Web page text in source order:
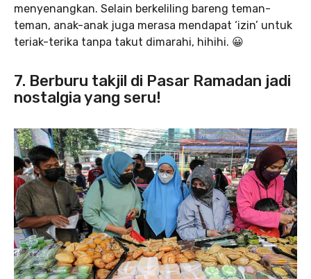
menyenangkan. Selain berkeliling bareng teman-
teman, anak-anak juga merasa mendapat ‘izin’ untuk
teriak-terika tanpa takut dimarahi, hihihi. 😀
7. Berburu takjil di Pasar Ramadan jadi
nostalgia yang seru!